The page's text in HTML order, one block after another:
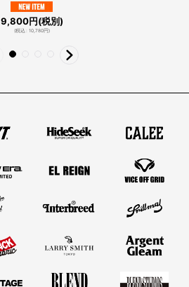
9,800円(税別)
(税込: 10,780円)